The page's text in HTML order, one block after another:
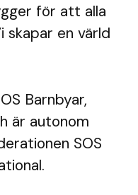
för att alla
skapar en värld
Barnbyar,
är autonom
SOS